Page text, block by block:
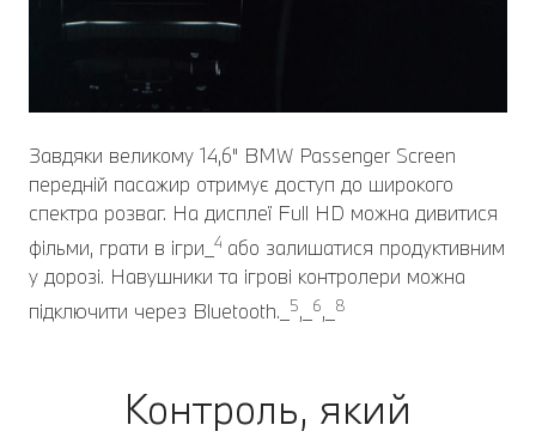
Завдяки великому 14,6" BMW Passenger Screen
передній пасажир отримує доступ до широкого
спектра розваг. На дисплеї Full HD можна дивитися
фільми, грати в ігри_ 4 або залишатися продуктивним
у дорозі. Навушники та ігрові контролери можна
підключити через Bluetooth._ 5,_ 6,_ 8
Контроль, який